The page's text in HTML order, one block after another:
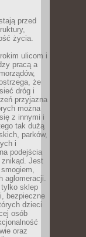
przed
życia.
ulicom i
pracą a
że
dróg i
przyjazna
można
z innymi i
tak dużą
parków,
i
podejścia
znikąd. Jest
aglomeracji.
sklep
bezpieczne
dzieci
osób
oraz